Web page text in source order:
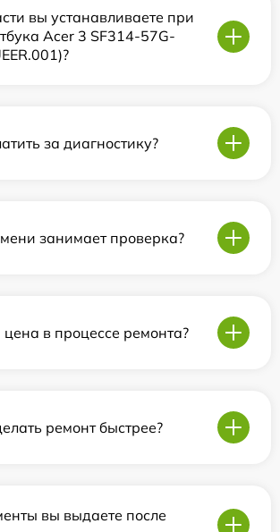
вы устанавливаете при
Acer 3 SF314-57G-
за диагностику?
занимает проверка?
в процессе ремонта?
ремонт быстрее?
вы выдаете после